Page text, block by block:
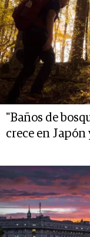
"Baños de
crece en Japón